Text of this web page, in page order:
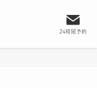
24時間予約